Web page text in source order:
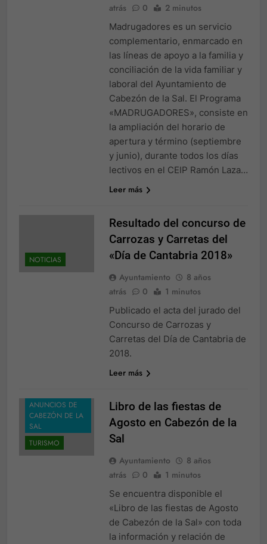
atrás
0 2 minutos
Madrugadores es un servicio
complementario, enmarcado en
las líneas de apoyo a la familia y
conciliación de la vida familiar y
laboral del Ayuntamiento de
Cabezón de la Sal. El Programa
«MADRUGADORES», consiste en
la ampliación del horario de
apertura y término (septiembre
y junio), durante todos los días
lectivos en el CEIP Ramón Laza…
Leer más
NOTICIAS
Resultado del concurso de
Carrozas y Carretas del
«Día de Cantabria 2018»
Ayuntamiento
8 años
atrás
0 1 minutos
Publicado el acta del jurado del
Concurso de Carrozas y
Carretas del Día de Cantabria de
2018.
Leer más
ANUNCIOS DE
CABEZÓN DE LA
SAL
TURISMO
Libro de las fiestas de
Agosto en Cabezón de la
Sal
Ayuntamiento
8 años
atrás
0 1 minutos
Se encuentra disponible el
«Libro de las fiestas de Agosto
de Cabezón de la Sal» con toda
la información y relación de